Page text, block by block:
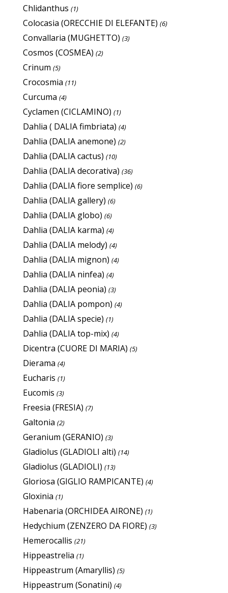
Chlidanthus (1)
Colocasia (ORECCHIE DI ELEFANTE) (6)
Convallaria (MUGHETTO) (3)
Cosmos (COSMEA) (2)
Crinum (5)
Crocosmia (11)
Curcuma (4)
Cyclamen (CICLAMINO) (1)
Dahlia ( DALIA fimbriata) (4)
Dahlia (DALIA anemone) (2)
Dahlia (DALIA cactus) (10)
Dahlia (DALIA decorativa) (36)
Dahlia (DALIA fiore semplice) (6)
Dahlia (DALIA gallery) (6)
Dahlia (DALIA globo) (6)
Dahlia (DALIA karma) (4)
Dahlia (DALIA melody) (4)
Dahlia (DALIA mignon) (4)
Dahlia (DALIA ninfea) (4)
Dahlia (DALIA peonia) (3)
Dahlia (DALIA pompon) (4)
Dahlia (DALIA specie) (1)
Dahlia (DALIA top-mix) (4)
Dicentra (CUORE DI MARIA) (5)
Dierama (4)
Eucharis (1)
Eucomis (3)
Freesia (FRESIA) (7)
Galtonia (2)
Geranium (GERANIO) (3)
Gladiolus (GLADIOLI alti) (14)
Gladiolus (GLADIOLI) (13)
Gloriosa (GIGLIO RAMPICANTE) (4)
Gloxinia (1)
Habenaria (ORCHIDEA AIRONE) (1)
Hedychium (ZENZERO DA FIORE) (3)
Hemerocallis (21)
Hippeastrelia (1)
Hippeastrum (Amaryllis) (5)
Hippeastrum (Sonatini) (4)